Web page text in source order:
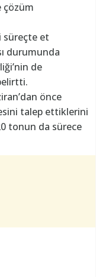
çözüm
süreçte et
durumunda
de
önce
talep ettiklerini
tonun da sürece